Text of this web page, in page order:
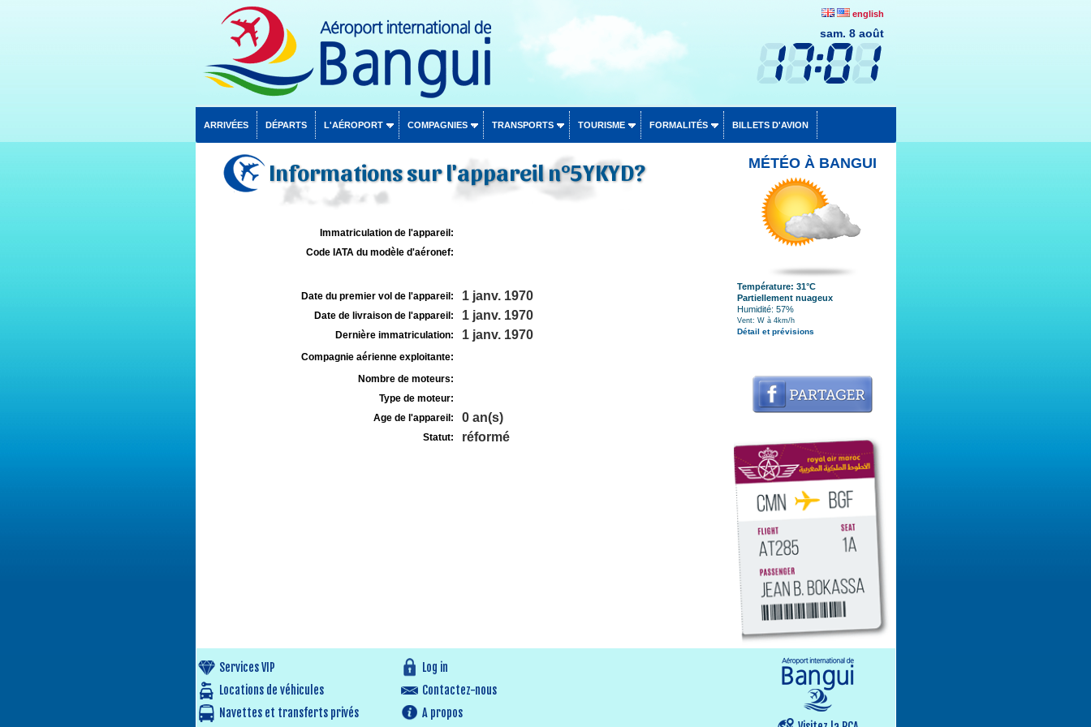
english
sam. 8 août
ARRIVÉES DÉPARTS L'AÉROPORT COMPAGNIES TRANSPORTS TOURISME FORMALITÉS BILLETS D'AVION
Informations sur l'appareil n°5YKYD?
Immatriculation de l'appareil:
Code IATA du modèle d'aéronef:
Date du premier vol de l'appareil: 1 janv. 1970
Date de livraison de l'appareil: 1 janv. 1970
Dernière immatriculation: 1 janv. 1970
Compagnie aérienne exploitante:
Nombre de moteurs:
Type de moteur:
Age de l'appareil:
0 an(s)
Statut: réformé
MÉTÉO À BANGUI
Température: 31°C
Partiellement nuageux
Humidité: 57%
Vent: W à 4km/h
Détail et prévisions
Services VIP
Locations de véhicules
Navettes et transferts privés
Log in
Contactez-nous
A propos